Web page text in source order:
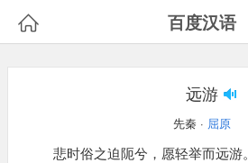
 百度汉语
远游
先秦 · 屈原
悲时俗之迫阨兮，愿轻举而远游。